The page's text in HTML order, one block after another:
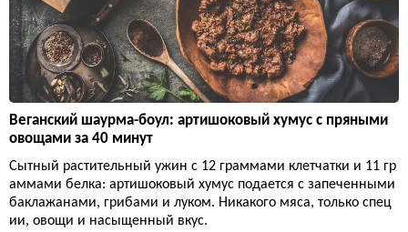
Веганский шаурма-боул: артишоковый хумус с пряными
овощами за 40 минут
Сытный растительный ужин с 12 граммами клетчатки и 11 гр
аммами белка: артишоковый хумус подается с запеченными
баклажанами, грибами и луком. Никакого мяса, только спец
ии, овощи и насыщенный вкус.